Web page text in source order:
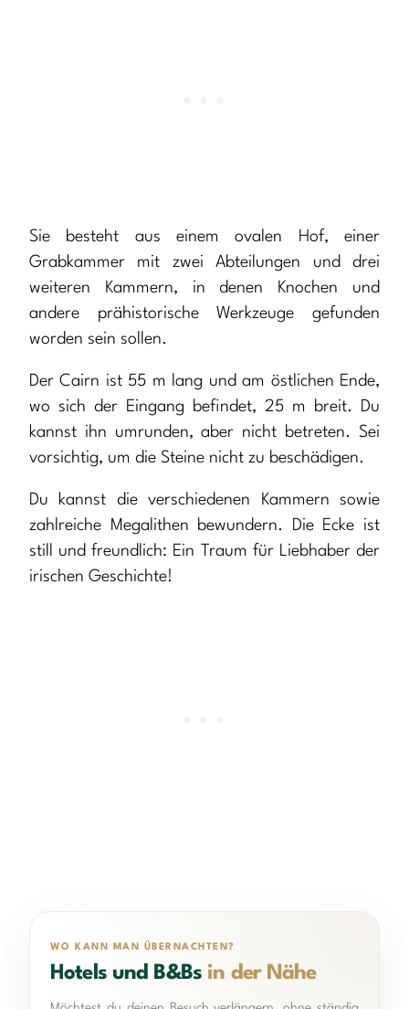
Sie besteht aus einem ovalen Hof, einer
Grabkammer mit zwei Abteilungen und drei
weiteren Kammern, in denen Knochen und
andere prähistorische Werkzeuge gefunden
worden sein sollen.
Der Cairn ist 55 m lang und am östlichen Ende,
wo sich der Eingang befindet, 25 m breit. Du
kannst ihn umrunden, aber nicht betreten. Sei
vorsichtig, um die Steine nicht zu beschädigen.
Du kannst die verschiedenen Kammern sowie
zahlreiche Megalithen bewundern. Die Ecke ist
still und freundlich: Ein Traum für Liebhaber der
irischen Geschichte!
WO KANN MAN ÜBERNACHTEN?
Hotels und B&Bs in der Nähe